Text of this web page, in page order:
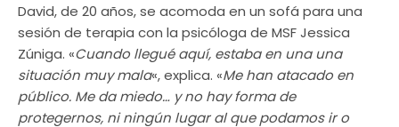
David, de 20 años, se acomoda en un sofá para una
sesión de terapia con la psicóloga de MSF Jessica
Zúniga. «Cuando llegué aquí, estaba en una una
situación muy mala«, explica. «Me han atacado en
público. Me da miedo… y no hay forma de
protegernos, ni ningún lugar al que podamos ir o